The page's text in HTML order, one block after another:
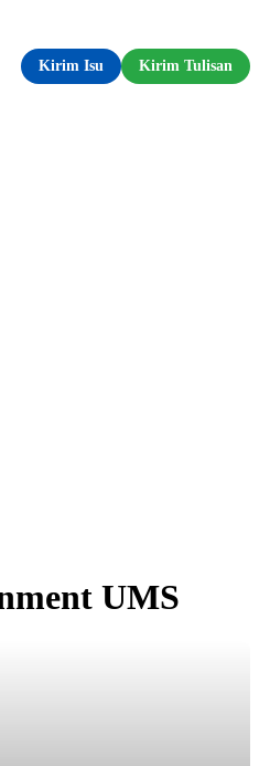
Kirim Isu
Kirim Tulisan
UMS